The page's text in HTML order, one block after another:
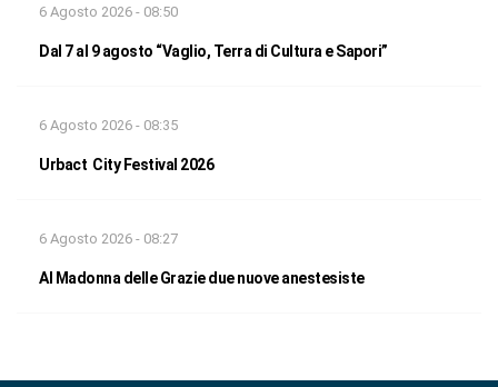
6 Agosto 2026 - 08:50
Dal 7 al 9 agosto “Vaglio, Terra di Cultura e Sapori”
6 Agosto 2026 - 08:35
Urbact City Festival 2026
6 Agosto 2026 - 08:27
Al Madonna delle Grazie due nuove anestesiste